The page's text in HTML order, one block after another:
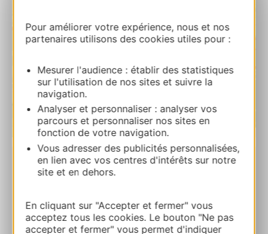
Pour améliorer votre expérience, nous et nos
partenaires utilisons des cookies utiles pour :
Mesurer l'audience : établir des statistiques
sur l'utilisation de nos sites et suivre la
navigation.
Analyser et personnaliser : analyser vos
parcours et personnaliser nos sites en
fonction de votre navigation.
Vous adresser des publicités personnalisées,
en lien avec vos centres d'intérêts sur notre
site et en dehors.
En cliquant sur "Accepter et fermer" vous
acceptez tous les cookies. Le bouton "Ne pas
accepter et fermer" vous permet d'indiquer
Leaflet| Map data ©
GROTTES FORTIFIÉES DE LORTET
Ruta y acceso